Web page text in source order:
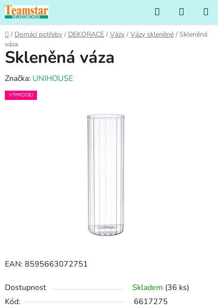
Přejít
na
obsah
Hledat
KOŠÍK
Domů
/ Domácí potřeby / DEKORACE / Vázy / Vázy skleněné / Skleněná
váza
EAN: 8595663072751
Dostupnost Skladem (36 ks)
Kód:
6617275
Skleněná váza
Značka: UNIHOUSE
VÝPRODEJ